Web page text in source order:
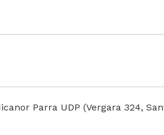
Parra UDP (Vergara 324,